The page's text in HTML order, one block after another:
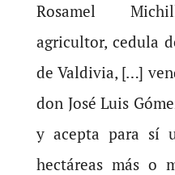
Rosamel
agricultor, cedula
de Valdivia, […]
don José Luis
y acepta para sí
hectáreas más o